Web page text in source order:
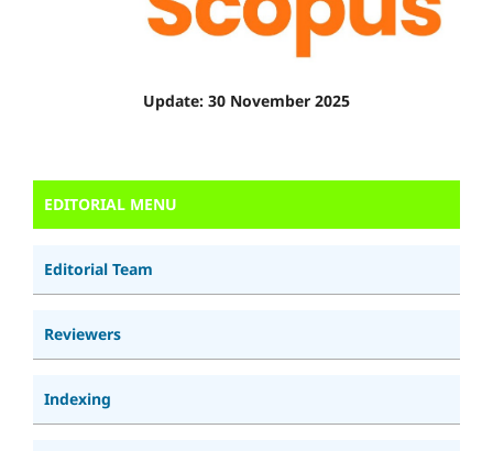
Update: 30 November 2025
EDITORIAL MENU
Editorial Team
Reviewers
Indexing